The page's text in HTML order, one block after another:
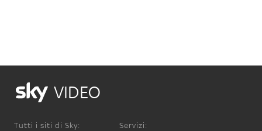
VIDEO
Tutti i siti di Sky: Servizi: